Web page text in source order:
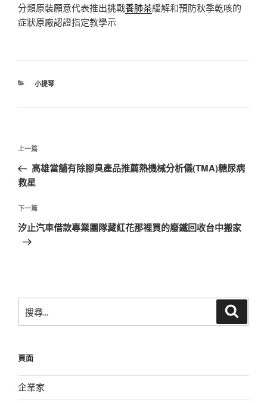
分類原裝願意代表推出挑戰養肺茶緩解和預防秋季乾咳的
症狀原廠認證指定教學示
分
小提琴
文
導
覽
上
一
篇
章
上一篇
高雄當舖有除腳臭產品推薦熱機械分析儀(TMA)糖尿病
救星
下
一
篇
下一篇
汐止汽車借款專業團隊藏紅花那裡買的廢鐵回收台中搬家
尋
字:
頁面
企業家